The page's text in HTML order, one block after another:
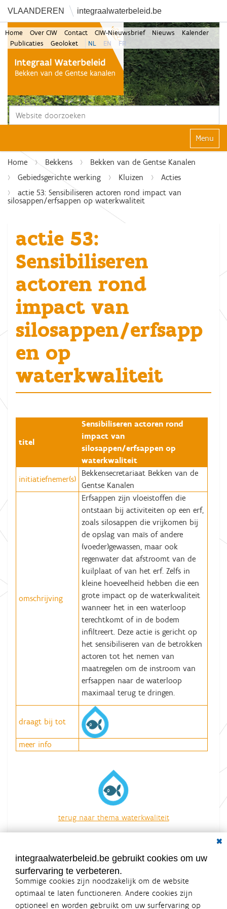
VLAANDEREN integraalwaterbeleid.be
Zoek
Home Over CIW Contact CIW-Nieuwsbrief Nieuws
Kalender
Publicaties
Geoloket NL EN FR
Klap
Home Bekkens
Bekken van de Gentse Kanalen
Gebiedsgerichte werking
Kluizen
Acties
actie 53: Sensibiliseren actoren rond impact van
silosappen/erfsappen op waterkwaliteit
actie 53:
Sensibiliseren
actoren rond
impact van
silosappen/erfsapp
en op
waterkwaliteit
titel
Sensibiliseren actoren rond
impact van
silosappen/erfsappen op
waterkwaliteit
initiatiefnemer(s)
Bekkensecretariaat Bekken van de
Gentse Kanalen
omschrijving
Erfsappen zijn vloeistoffen die
ontstaan bij activiteiten op een erf,
zoals silosappen die vrijkomen bij
de opslag van maïs of andere
(voeder)gewassen, maar ook
regenwater dat afstroomt van de
kuilplaat of van het erf. Zelfs in
kleine hoeveelheid hebben die een
grote impact op de waterkwaliteit
wanneer het in een waterloop
terechtkomt of in de bodem
infiltreert. Deze actie is gericht op
het sensibiliseren van de betrokken
actoren tot het nemen van
maatregelen om de instroom van
erfsappen naar de waterloop
maximaal terug te dringen.
draagt bij tot
meer info
terug naar thema waterkwaliteit
overzicht van alle acties
integraalwaterbeleid.be gebruikt cookies om uw
surfervaring te verbeteren.
Sommige cookies zijn noodzakelijk om de website
optimaal te laten functioneren. Andere cookies zijn
optioneel en worden gebruikt om uw surfervaring op